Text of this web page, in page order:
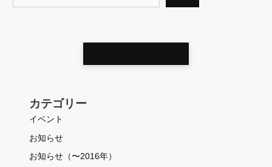
カテゴリー
イベント
お知らせ
お知らせ（〜2016年）